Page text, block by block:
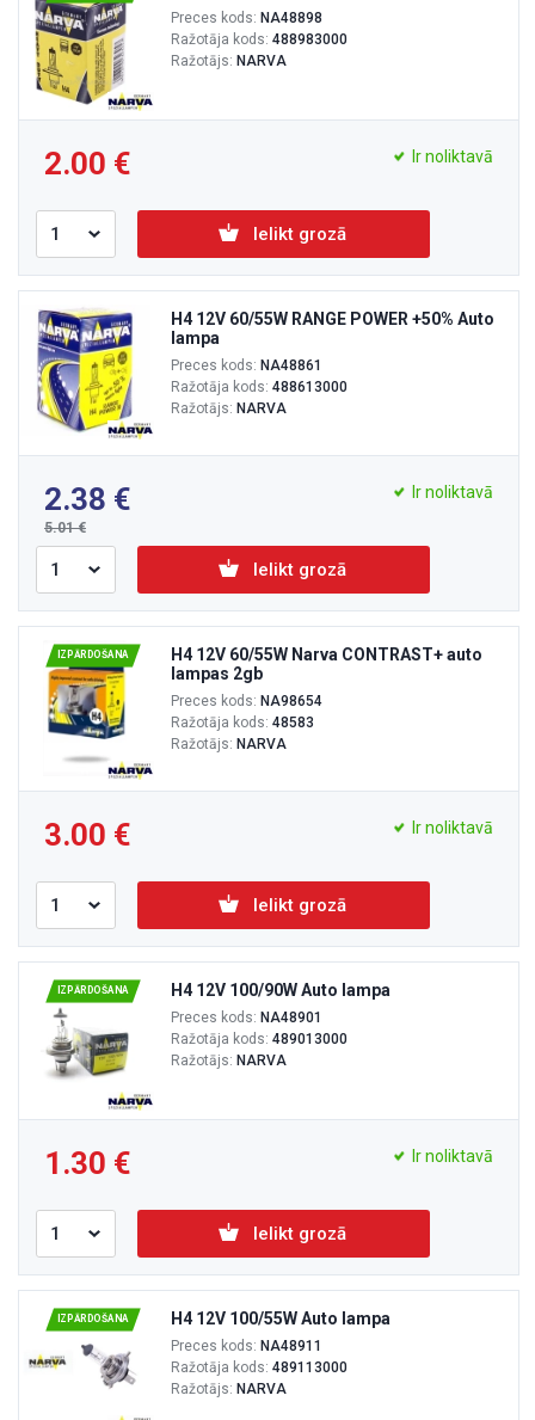
Preces kods: NA48898
Ražotāja kods: 488983000
Ražotājs: NARVA
2.00 Ir noliktavā
Ielikt grozā
H4 12V 60/55W RANGE POWER +50% Auto
lampa
Preces kods: NA48861
Ražotāja kods: 488613000
Ražotājs: NARVA
2.38
5.01
Ir noliktavā
Ielikt grozā
IZPĀRDOŠANA
H4 12V 60/55W Narva CONTRAST+ auto
lampas 2gb
Preces kods: NA98654
Ražotāja kods: 48583
Ražotājs: NARVA
3.00 Ir noliktavā
Ielikt grozā
IZPĀRDOŠANA H4 12V 100/90W Auto lampa
Preces kods: NA48901
Ražotāja kods: 489013000
Ražotājs: NARVA
1.30 Ir noliktavā
Ielikt grozā
IZPĀRDOŠANA H4 12V 100/55W Auto lampa
Preces kods: NA48911
Ražotāja kods: 489113000
Ražotājs: NARVA